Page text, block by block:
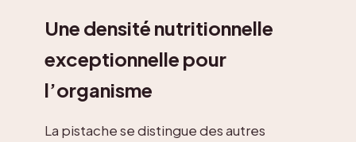
Une densité nutritionnelle
exceptionnelle pour
l’organisme
La pistache se distingue des autres